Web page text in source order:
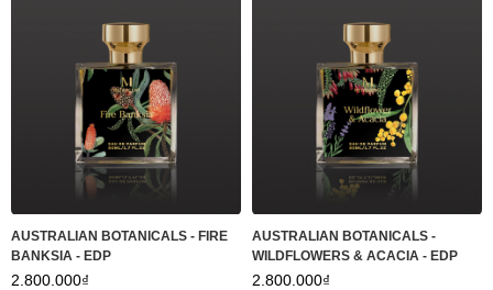
AUSTRALIAN BOTANICALS - FIRE
BANKSIA - EDP
2.800.000₫
AUSTRALIAN BOTANICALS -
WILDFLOWERS & ACACIA - EDP
2.800.000₫